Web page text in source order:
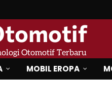
Otomotif Terbaru
MOBIL EROPA